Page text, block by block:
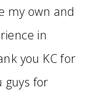
my own and
in
you KC for
guys for